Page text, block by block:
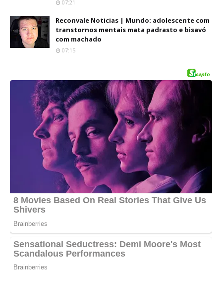
07:21
Reconvale Noticias | Mundo: adolescente com
transtornos mentais mata padrasto e bisavó
com machado
07:15